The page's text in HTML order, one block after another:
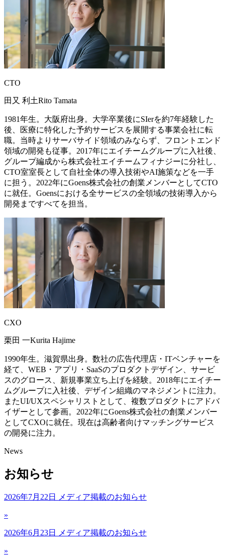
CTO
田又 利土Rito Tamata
1981年生。大阪府出身。大学卒業後にSIerを約7年経験した
後、医療に特化した予約サービスを展開する事業会社に転
職。当時よりサーバサイド領域のみならず、フロントエンド
領域の開発も従事。2017年にエイチームグループに入社後、
グループ編成から株式会社エイチームフィナジーに分社し、
CTO室室長として自社全体の導入技術やAI施策などを一手
に担う。2022年にGoens株式会社の創業メンバーとしてCTO
に就任。Goensにおける全サービスの全領域の技術導入から
開発まですべてを担当。
CXO
栗田 一Kurita Hajime
1990年生。滋賀県出身。数社の広告代理店・ITベンチャーを
経て、WEB・アプリ・SaaSのプロダクトデザイン、サービ
スのグロース、新規事業立ち上げを経験。2018年にエイチー
ムグループに入社後、デザイン組織のマネジメントに注力。
またUI/UXスペシャリストとして、複数プロダクトにアドバ
イザーとして参画。2022年にGoens株式会社の創業メンバー
としてCXOに就任。現在は高齢者向けマッチングサービス
の開発に注力。
News
お知らせ
2026年7月22日 メディア掲載のお知らせ
»
2026年6月23日 メディア掲載のお知らせ
»